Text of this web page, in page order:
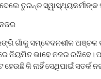
ତୁରନ୍ତ ସ୍ୱାସ୍ଥ୍ୟକର୍ମୀଙ୍କ
ଗାଁକୁ ସମ୍ବେଦନଶୀଳ ଅଞ୍ଚଳ
ନିୟମିତ ଭାବେ ନଜର
କି ନାହିଁ ସେଥିପାଇଁ ସତର୍କ